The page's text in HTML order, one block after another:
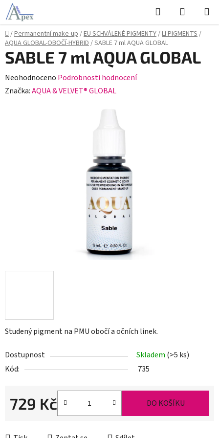
Přejít
na
obsah
Hledat
KOŠÍK
Domů
/Permanentní make-up/EU SCHVÁLENÉ PIGMENTY/LI PIGMENTS/
AQUA GLOBAL-OBOČÍ-HYBRID/SABLE 7 ml AQUA GLOBAL
Studený pigment na PMU obočí a očních linek.
Dostupnost Skladem (>5 ks)
Kód:
735
729 Kč DO KOŠÍKU
SABLE 7 ml AQUA GLOBAL
Průměrné
hodnocení
Neohodnoceno Podrobnosti hodnocení
Značka:AQUA & VELVET® GLOBAL